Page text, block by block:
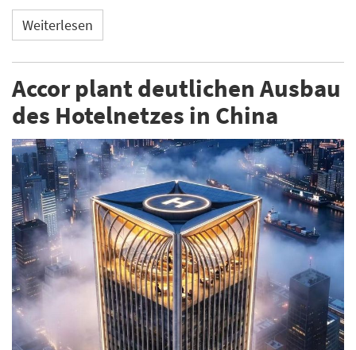
Weiterlesen
Accor plant deutlichen Ausbau
des Hotelnetzes in China